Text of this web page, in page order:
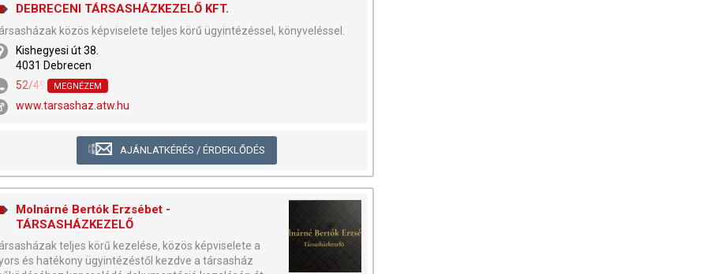
DEBRECENI TÁRSASHÁZKEZELŐ KFT.
közös képviselete teljes körű ügyintézéssel, könyveléssel.
Kishegyesi út 38.
4031 Debrecen
52/492-783,52/492-959
MEGNÉZEM
www.tarsashaz.atw.hu
AJÁNLATKÉRÉS / ÉRDEKLŐDÉS
Molnárné Bertók Erzsébet -
TÁRSASHÁZKEZELŐ
teljes körű kezelése, közös képviselete a
és hatékony ügyintézéstől kezdve a társasház